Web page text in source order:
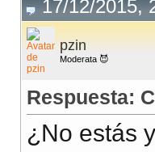
<%=
<table
<tr
<th
<th
17/12/2015,
pzin
Moderata 😈
Respuesta:
¿No estás